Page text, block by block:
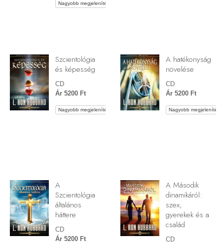
Nagyobb megjelenítés
Szcientológia
és képesség
CD
Ár 5200 Ft
Nagyobb megjelenítés
A hatékonyság
növelése
CD
Ár 5200 Ft
Nagyobb megjelenítés
A
Szcientológia
általános
háttere
CD
Ár 5200 Ft
A Második
dinamikáról:
szex,
gyerekek és a
család
CD